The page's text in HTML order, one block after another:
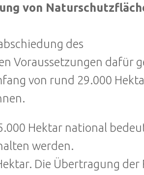
von
des
Voraussetzungen dafür
von rund 29.000
Hektar national
werden.
Die Übertragung der